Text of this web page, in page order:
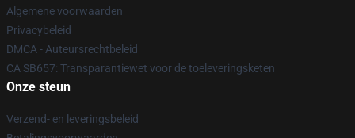
Algemene voorwaarden
Privacybeleid
DMCA - Auteursrechtbeleid
CA SB657: Transparantiewet voor de toeleveringsketen
Onze steun
Verzend- en leveringsbeleid